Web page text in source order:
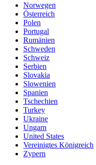
Norwegen
Österreich
Polen
Portugal
Rumänien
Schweden
Schweiz
Serbien
Slovakia
Slowenien
Spanien
Tschechien
Turkey
Ukraine
Ungarn
United States
Vereinigtes Königreich
Zypern